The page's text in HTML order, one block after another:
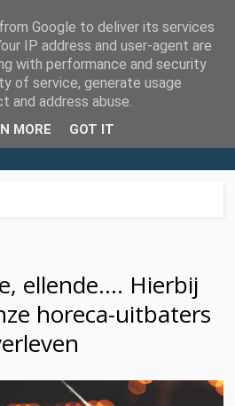
ellende…. Hierbij
horeca-uitbaters
Google to deliver its services
IP address and user-agent are
with performance and security
of service, generate usage
address abuse.
MORE GOT IT